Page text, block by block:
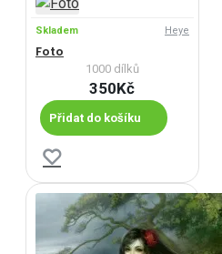
Skladem Heye
Foto
1000 dílků
350Kč
Přidat do košíku